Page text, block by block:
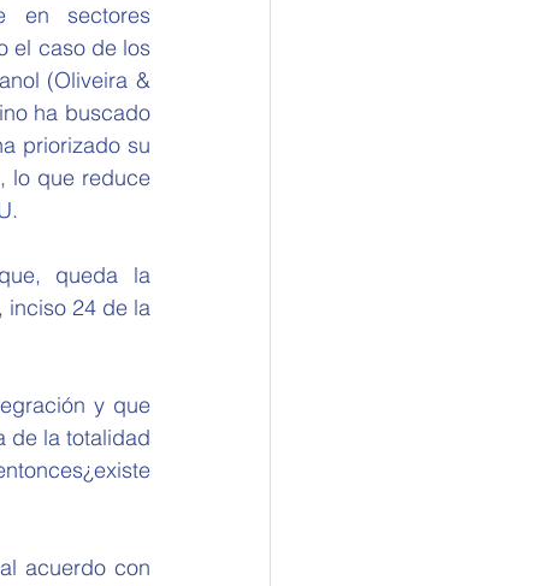
en sectores
el caso de los
(Oliveira &
ha buscado
priorizado su
lo que reduce
inciso 24 de la
de la totalidad